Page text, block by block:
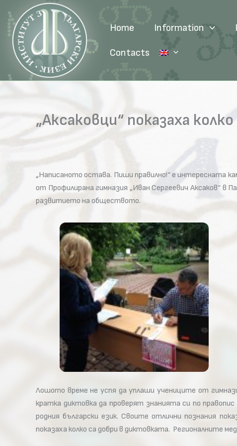
content
Home Information
Contacts
„Аксаковци“ показаха
„Написаното остава. Пиши правилно!“ е интересната
от Профилирана гимназия „Иван Сергеевич Аксаков“ в
развитието на обществото.
Лошото време не успя да уплаши учениците от
кратка диктовка да проверят знанията си по
родния български език. Своите отлични познания
показаха колко са добри в диктовката. Регионалните